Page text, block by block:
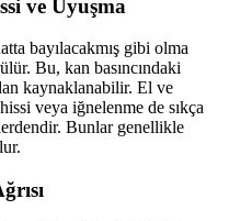
ve Uyuşma
bayılacakmış gibi olma
Bu, kan basıncındaki
kaynaklanabilir. El ve
veya iğnelenme de sıkça
Bunlar genellikle